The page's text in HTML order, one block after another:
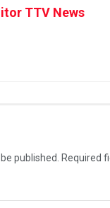
TTV News
published. Required